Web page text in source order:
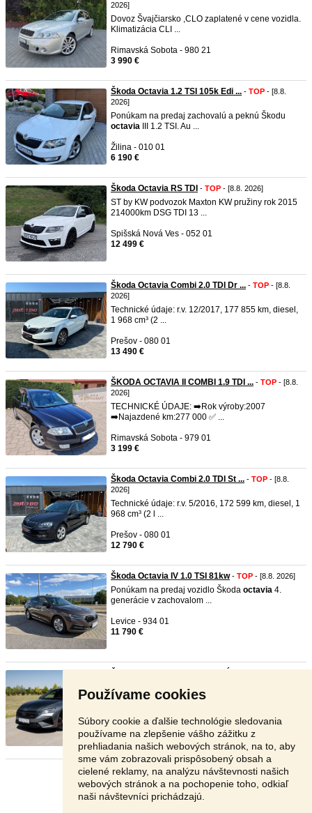
Používame cookies
Súbory cookie a ďalšie technológie sledovania
používame na zlepšenie vášho zážitku z
prehliadania našich webových stránok, na to, aby
sme vám zobrazovali prispôsobený obsah a
cielené reklamy, na analýzu návštevnosti našich
webových stránok a na pochopenie toho, odkiaľ
naši návštevníci prichádzajú.
2026]
Dovoz Švajčiarsko ,CLO zaplatené v cene vozidla.
Klimatizácia CLI ...
Rimavská Sobota - 980 21
3 990 €
Škoda Octavia 1.2 TSI 105k Edi ... - TOP - [8.8.
2026]
Ponúkam na predaj zachovalú a peknú Škodu
octavia III 1.2 TSI. Au ...
Žilina - 010 01
6 190 €
Škoda Octavia RS TDI - TOP - [8.8. 2026]
ST by KW podvozok Maxton KW pružiny rok 2015
214000km DSG TDI 13 ...
Spišská Nová Ves - 052 01
12 499 €
Škoda Octavia Combi 2.0 TDI Dr ... - TOP - [8.8.
2026]
Technické údaje: r.v. 12/2017, 177 855 km, diesel,
1 968 cm³ (2 ...
Prešov - 080 01
13 490 €
ŠKODA OCTAVIA II COMBI 1.9 TDI ... - TOP - [8.8.
2026]
TECHNICKÉ ÚDAJE: ➡️Rok výroby:2007
➡️Najazdené km:277 000 ✅️ ...
Rimavská Sobota - 979 01
3 199 €
Škoda Octavia Combi 2.0 TDI St ... - TOP - [8.8.
2026]
Technické údaje: r.v. 5/2016, 172 599 km, diesel, 1
968 cm³ (2 l ...
Prešov - 080 01
12 790 €
Škoda Octavia IV 1.0 TSI 81kw- TOP - [8.8. 2026]
Ponúkam na predaj vozidlo Škoda octavia 4.
generácie v zachovalom ...
Levice - 934 01
11 790 €
ŠkodaoctaviaRS 2,0 TSI Odpočet DPH, uvedená
Senec - 903 01
36 900 €
Stránka: 1 2 3 Ďalšia